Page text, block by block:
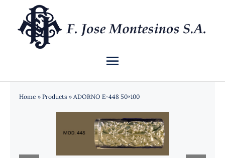
contenido
Toggle
Navigation
INICIO
Home » Products » ADORNO E-448 50×100